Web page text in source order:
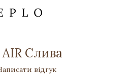
Слива
відгук